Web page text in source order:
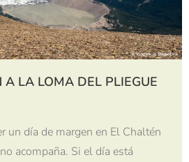
A LA LOMA DEL PLIEGUE
un día de margen en El Chaltén
acompaña. Si el día está